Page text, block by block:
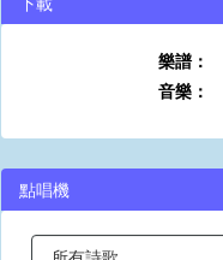
樂譜：
音樂：
點唱機